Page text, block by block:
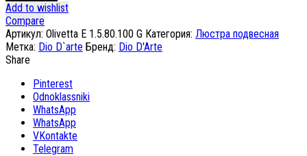
Add to wishlist
Compare
Артикул: Olivetta E 1.5.80.100 G Категория: Люстра подвесная
Метка: Dio D`arte Бренд: Dio D'Arte
Share
Pinterest
Odnoklassniki
WhatsApp
WhatsApp
VKontakte
Telegram